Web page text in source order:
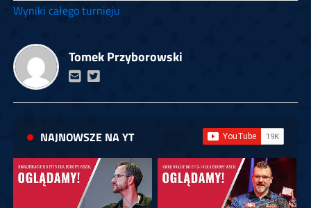
Wyniki całego turnieju
Tomek Przyborowski
NAJNOWSZE NA YT